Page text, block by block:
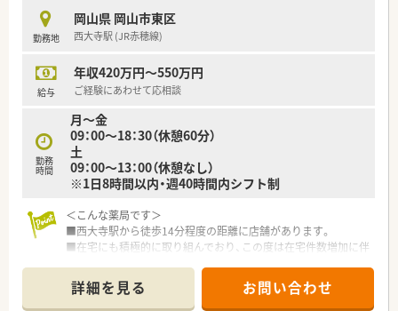
在宅案件を獲得してきます。
■奨学基金を設立して薬学生の支援を行うなど、将来の医療界を
担う人材育成にも貢献しています。
【こんな方にオススメ】
■外来業務だけでなく、在宅医療の分野で専門性を高めていきた
■新規店舗の立ち上げに携わり、一から薬局づくりを経験してみ
たいという方におすすめです。
■年間休日や長期休暇をしっかり確保し、ワークライフバランス
を重視したい方におすすめです。
勤務地
岡山県 岡山市東区
西大寺駅 (JR赤穂線)
給与
年収420万円～550万円
ご経験にあわせて応相談
勤務
時間
月～金
09：00～18：30（休憩60分）
土
09：00～13：00（休憩なし）
※1日8時間以内・週40時間内シフト制
＜こんな薬局です＞
■西大寺駅から徒歩14分程度の距離に店舗があります。
■在宅にも積極的に取り組んでおり、この度は在宅件数増加に伴
■かかりつけなど対人業務に重きを置いた運営方針です。
■薬剤師人数は2.5人です。
詳細を見る お問い合わせ